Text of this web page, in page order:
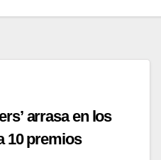
arrasa en los
10 premios